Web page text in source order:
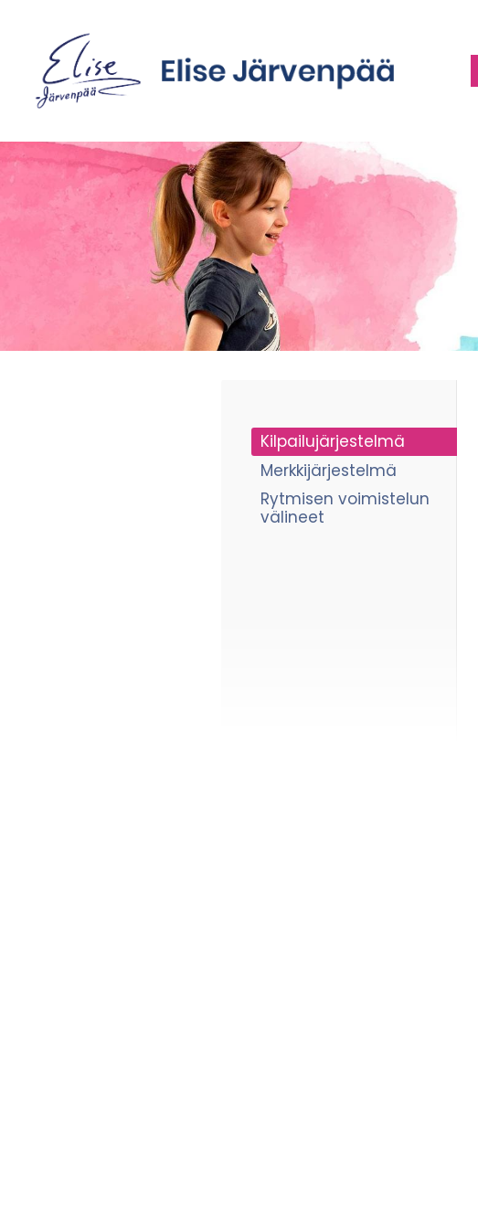
sisältöön
Sivuston etusivulle
Kilpailujärjestelmä
Merkkijärjestelmä
Rytmisen voimistelun
välineet